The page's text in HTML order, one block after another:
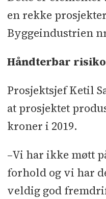
en rekke
Byggeindustrien nr
Håndterbar
Prosjektsjef Ketil
at prosjektet
kroner i 2019.
–Vi har ikke møtt
forhold og vi har
veldig god